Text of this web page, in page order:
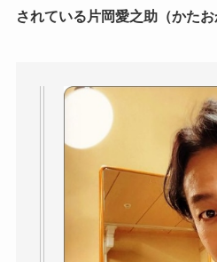
されている片岡愛之助（かたお